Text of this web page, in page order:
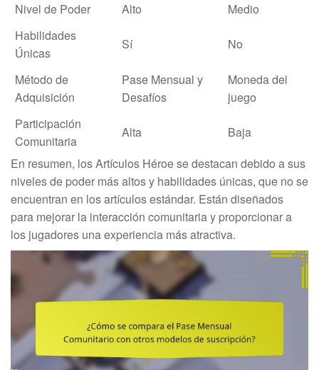
Nivel de Poder
Alto
Medio
Habilidades
Únicas
Sí No
Método de
Adquisición
Pase Mensual y
Desafíos
Moneda del
juego
Participación
Comunitaria
Alta
Baja
En resumen, los Artículos Héroe se destacan debido a sus
niveles de poder más altos y habilidades únicas, que no se
encuentran en los artículos estándar. Están diseñados
para mejorar la interacción comunitaria y proporcionar a
los jugadores una experiencia más atractiva.